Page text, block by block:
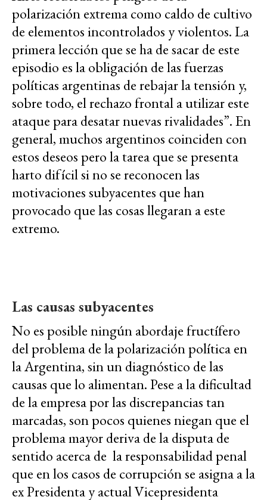
polarización extrema como caldo de cultivo
de elementos incontrolados y violentos. La
primera lección que se ha de sacar de este
episodio es la obligación de las fuerzas
políticas argentinas de rebajar la tensión y,
sobre todo, el rechazo frontal a utilizar este
ataque para desatar nuevas rivalidades”. En
general, muchos argentinos coinciden con
estos deseos pero la tarea que se presenta
harto difícil si no se reconocen las
motivaciones subyacentes que han
provocado que las cosas llegaran a este
extremo.
Las causas subyacentes
No es posible ningún abordaje fructífero
del problema de la polarización política en
la Argentina, sin un diagnóstico de las
causas que lo alimentan. Pese a la dificultad
de la empresa por las discrepancias tan
marcadas, son pocos quienes niegan que el
problema mayor deriva de la disputa de
sentido acerca de la responsabilidad penal
que en los casos de corrupción se asigna a la
ex Presidenta y actual Vicepresidenta